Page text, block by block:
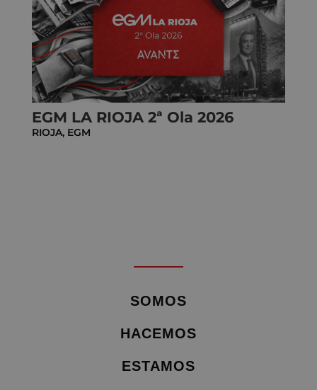
EGM LA RIOJA 2ª Ola 2026
RIOJA, EGM
SOMOS
HACEMOS
ESTAMOS